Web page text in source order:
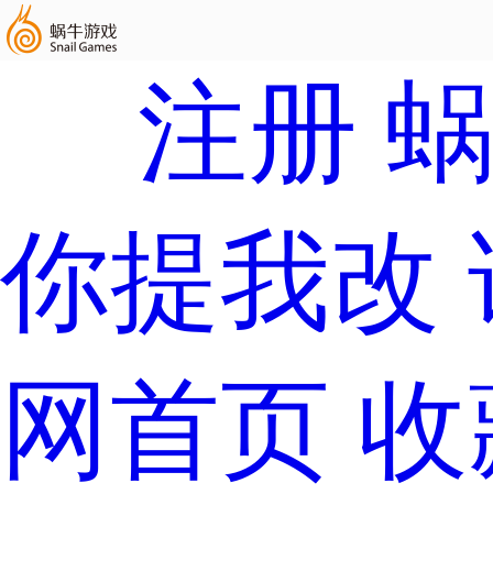
注册
你提我改
网首页